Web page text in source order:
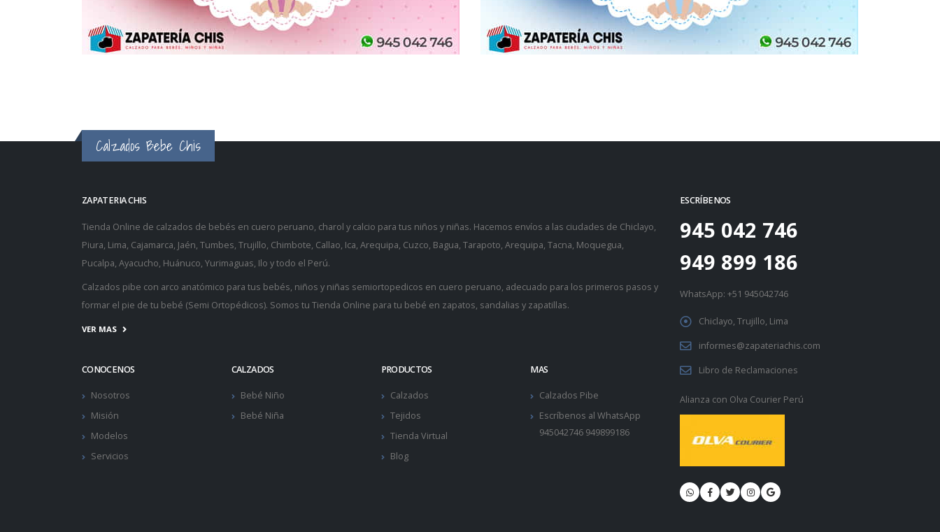
Calzados Bebe Chis
ZAPATERIA CHIS
Tienda Online de calzados de bebés en cuero peruano, charol y calcio para tus niños y niñas. Hacemos envíos a las ciudades de Chiclayo,
Piura, Lima, Cajamarca, Jaén, Tumbes, Trujillo, Chimbote, Callao, Ica, Arequipa, Cuzco, Bagua, Tarapoto, Arequipa, Tacna, Moquegua,
Pucalpa, Ayacucho, Huánuco, Yurimaguas, Ilo y todo el Perú.
Calzados pibe con arco anatómico para tus bebés, niños y niñas semiortopedicos en cuero peruano, adecuado para los primeros pasos y
formar el pie de tu bebé (Semi Ortopédicos). Somos tu Tienda Online para tu bebé en zapatos, sandalias y zapatillas.
VER MAS
CONOCENOS
Nosotros
Misión
Modelos
Servicios
CALZADOS
Bebé Niño
Bebé Niña
PRODUCTOS
Calzados
Tejidos
Tienda Virtual
Blog
MAS
Calzados Pibe
Escríbenos al WhatsApp
945042746 949899186
ESCRÍBENOS
945 042 746
949 899 186
WhatsApp: +51 945042746
Chiclayo, Trujillo, Lima
informes@zapateriachis.com
Libro de Reclamaciones
Alianza con Olva Courier Perú